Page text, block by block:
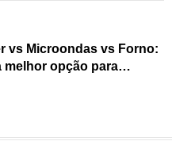
vs Microondas vs Forno:
melhor opção para